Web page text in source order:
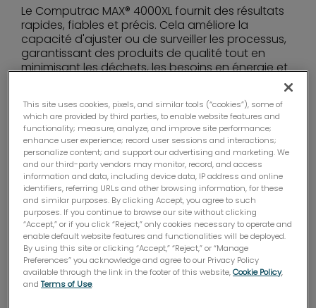
Le Computrac MAX® 4000XL fournit des résultats
rapides, fiables et précis. Cela améliore la
capacité d'ajuster ou de surveiller les processus,
garantissant des produits de qualité tout en
minimisant les déchets, les besoins en énergie et
de qualité supérieure font duComputrac® MAX®
4000XL un choix idéal pour les environnements
rechercheet développement, de fabrication et
de laboratoire.
ACHETER MAINTENANT
Précision:
Des résultats précis et répétables grâce à une
balance d'une résolution de 100 microgrammes.
This site uses cookies, pixels, and similar tools (“cookies”), some of
which are provided by third parties, to enable website features and
functionality; measure, analyze, and improve site performance;
enhance user experience; record user sessions and interactions;
personalize content; and support our advertising and marketing. We
and our third-party vendors may monitor, record, and access
information and data, including device data, IP address and online
identifiers, referring URLs and other browsing information, for these
and similar purposes. By clicking Accept, you agree to such
purposes. If you continue to browse our site without clicking
“Accept,” or if you click “Reject,” only cookies necessary to operate and
enable default website features and functionalities will be deployed.
By using this site or clicking “Accept,” “Reject,” or “Manage
Preferences” you acknowledge and agree to our Privacy Policy
available through the link in the footer of this website,Cookie Policy,
andTerms of Use.